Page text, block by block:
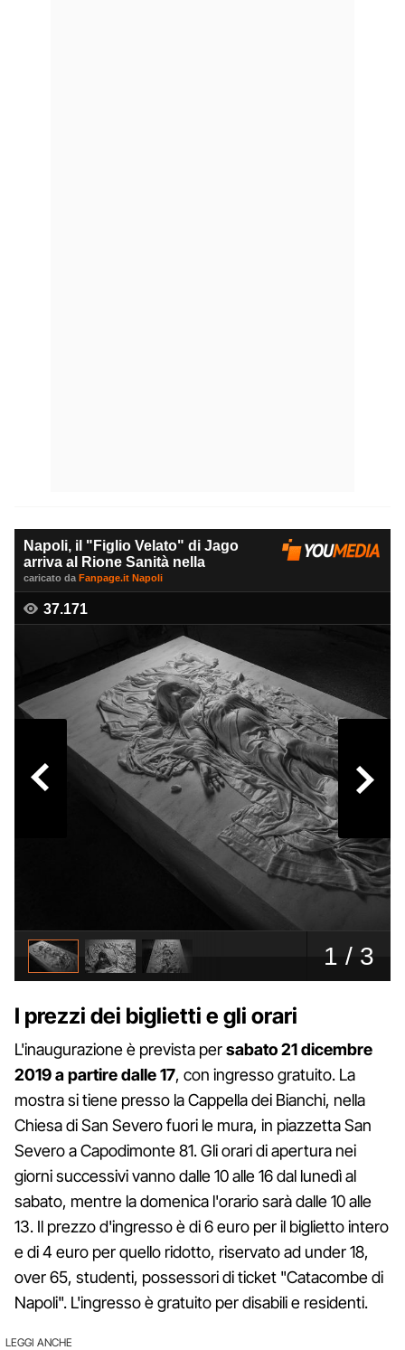
I prezzi dei biglietti e gli orari
L'inaugurazione è prevista persabato 21 dicembre
2019 a partire dalle 17, con ingresso gratuito. La
mostra si tiene presso la Cappella dei Bianchi, nella
Chiesa di San Severo fuori le mura, in piazzetta San
Severo a Capodimonte 81. Gli orari di apertura nei
giorni successivi vanno dalle 10 alle 16 dal lunedì al
sabato, mentre la domenica l'orario sarà dalle 10 alle
13. Il prezzo d'ingresso è di 6 euro per il biglietto intero
e di 4 euro per quello ridotto, riservato ad under 18,
over 65, studenti, possessori di ticket "Catacombe di
Napoli". L'ingresso è gratuito per disabili e residenti.
LEGGI ANCHE